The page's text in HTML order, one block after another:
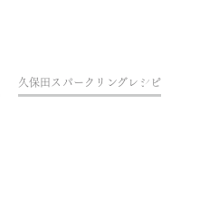
久保田スパークリングレシピ